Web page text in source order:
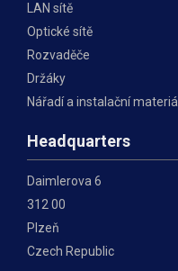
LAN sítě
Optické sítě
Rozvaděče
Držáky
Nářadí a instalační materiál
Headquarters
Daimlerova 6
312 00
Plzeň
Czech Republic